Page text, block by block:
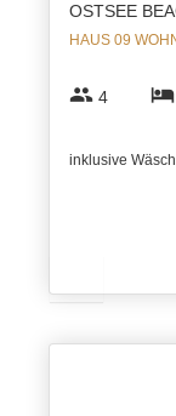
OSTSEE
HAUS 09
group 4 hotel
inklusive